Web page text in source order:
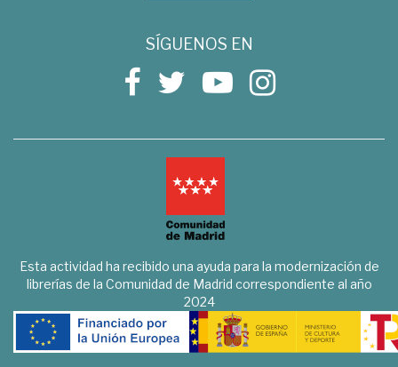
SÍGUENOS EN
Esta actividad ha recibido una ayuda para la modernización de
librerías de la Comunidad de Madrid correspondiente al año
2024